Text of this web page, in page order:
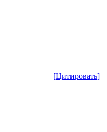
[Цитировать]